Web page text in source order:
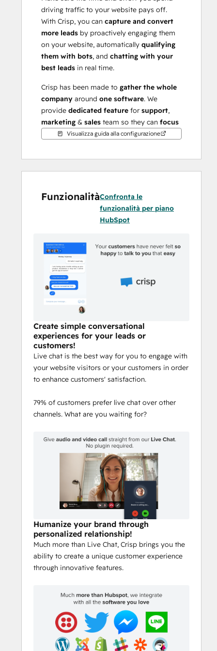
driving traffic to your website pays off.
With Crisp, you can capture and convert
more leads by proactively engaging them
on your website, automatically qualifying
them with bots, and chatting with your
best leads in real time.
Crisp has been made to gather the whole
company around one software. We
provide dedicated feature for support
marketing & sales team so they can focus
on what really matter.
Visualizza guida alla configurazione
FunzionalitàConfronta le
funzionalità per piano
HubSpot
Create simple conversational
experiences for your leads or
customers!
Live chat is the best way for you to engage with
your website visitors or your customers in order
to enhance customers' satisfaction.
79% of customers prefer live chat over other
channels. What are you waiting for?
Humanize your brand through
personalized relationship!
Much more than Live Chat, Crisp brings you the
ability to create a unique customer experience
through innovative features.